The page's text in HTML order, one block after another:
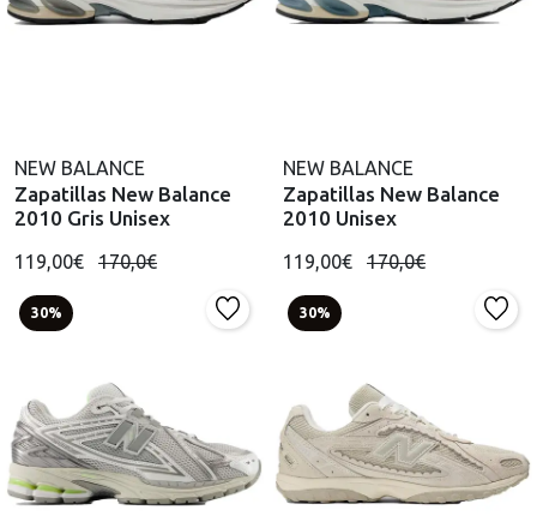
NEW BALANCE
Zapatillas New Balance
2010 Gris Unisex
119,00€ 170,0€
NEW BALANCE
Zapatillas New Balance
2010 Unisex
119,00€ 170,0€
30% 30%